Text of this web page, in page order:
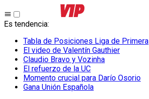
Es tendencia:
Tabla de Posiciones Liga de Primera
El video de Valentín Gauthier
Claudio Bravo y Vozinha
El refuerzo de la UC
Momento crucial para Darío Osorio
Gana Unión Española